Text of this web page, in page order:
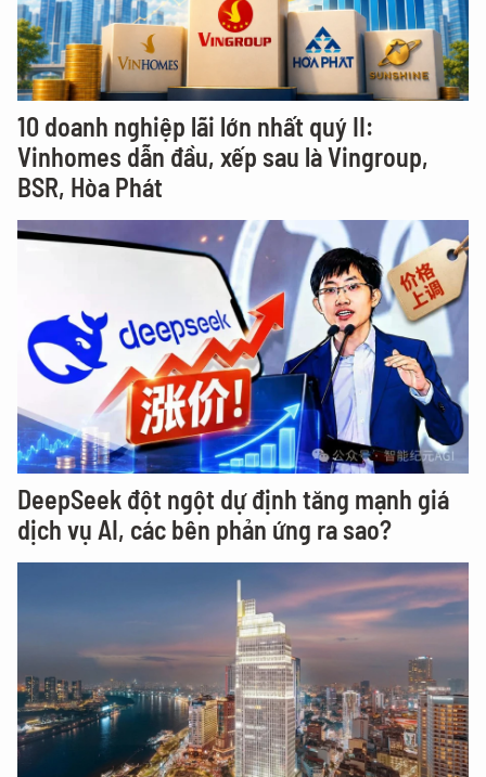
10 doanh nghiệp lãi lớn nhất quý II:
Vinhomes dẫn đầu, xếp sau là Vingroup,
BSR, Hòa Phát
DeepSeek đột ngột dự định tăng mạnh giá
dịch vụ AI, các bên phản ứng ra sao?